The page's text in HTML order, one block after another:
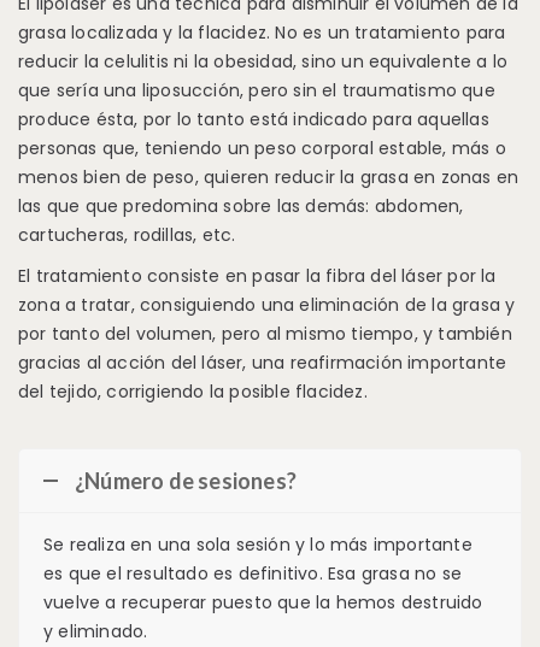
grasa localizada y la flacidez. No es un tratamiento para
reducir la celulitis ni la obesidad, sino un equivalente a lo
que sería una liposucción, pero sin el traumatismo que
produce ésta, por lo tanto está indicado para aquellas
personas que, teniendo un peso corporal estable, más o
menos bien de peso, quieren reducir la grasa en zonas en
las que que predomina sobre las demás: abdomen,
cartucheras, rodillas, etc.
El tratamiento consiste en pasar la fibra del láser por la
zona a tratar, consiguiendo una eliminación de la grasa y
por tanto del volumen, pero al mismo tiempo, y también
gracias al acción del láser, una reafirmación importante
del tejido, corrigiendo la posible flacidez.
¿Número de sesiones?
Se realiza en una sola sesión y lo más importante
es que el resultado es definitivo. Esa grasa no se
vuelve a recuperar puesto que la hemos destruido
y eliminado.